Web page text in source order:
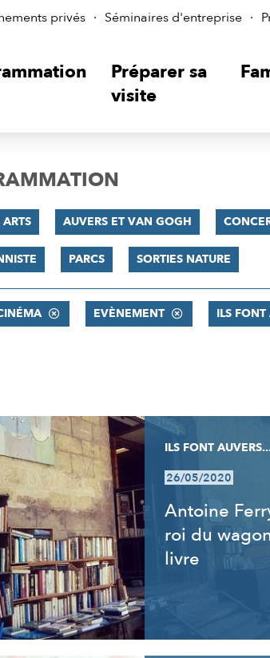
privés Séminaires d'entreprise
Préparer sa
visite
AUVERS ET VAN GOGH
PARCS SORTIES NATURE
EVÈNEMENT ILS FONT
ILS FONT
26/05/2020
Antoine
roi du wagon
livre